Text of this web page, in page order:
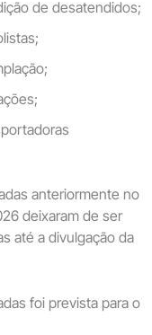
de desatendidos;
anteriormente no
deixaram de ser
até a divulgação da
foi prevista para o